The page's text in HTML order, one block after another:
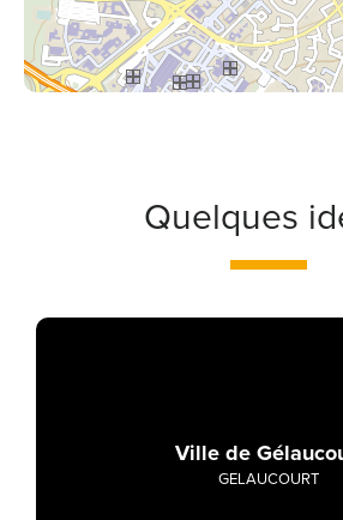
Quelques
Ville de
GELAUCOURT